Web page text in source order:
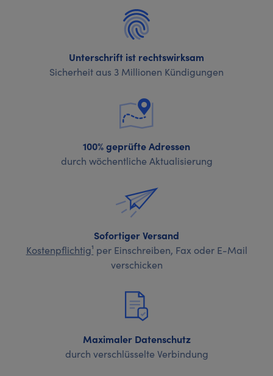
Unterschrift ist rechtswirksam
Sicherheit aus 3 Millionen Kündigungen
100% geprüfte Adressen
durch wöchentliche Aktualisierung
Sofortiger Versand
Kostenpflichtig¹ per Einschreiben, Fax oder E-Mail
verschicken
Maximaler Datenschutz
durch verschlüsselte Verbindung